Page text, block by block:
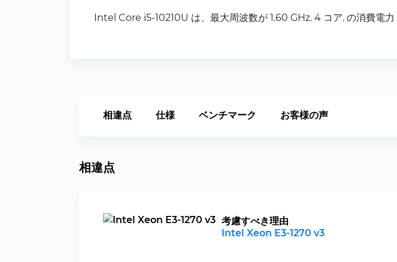
Intel Core i5-10210U は、最大周波数が 1.60 GHz. 4 コア. の消費電
相違点 仕様 ベンチマーク お客様の声
相違点
考慮すべき理由
Intel Xeon E3-1270 v3